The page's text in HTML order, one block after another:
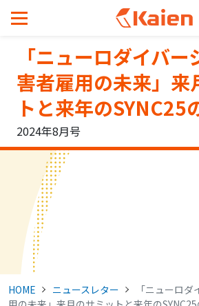
「ニューロダイバ
害者雇用の未来」来
トと来年のSYNC25
2024年8月号
HOME ニュースレター
「ニューロ